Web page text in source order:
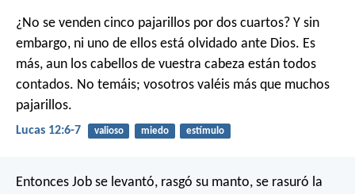
¿No se venden cinco pajarillos por dos cuartos? Y sin
embargo, ni uno de ellos está olvidado ante Dios. Es
más, aun los cabellos de vuestra cabeza están todos
contados. No temáis; vosotros valéis más que muchos
pajarillos.
Lucas 12:6-7 valioso miedo estímulo
Entonces Job se levantó, rasgó su manto, se rasuró la